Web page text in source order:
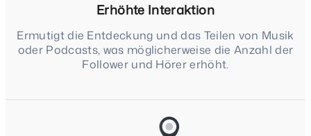
Erhöhte Interaktion
Ermutigt die Entdeckung und das Teilen von Musik
oder Podcasts, was möglicherweise die Anzahl der
Follower und Hörer erhöht.